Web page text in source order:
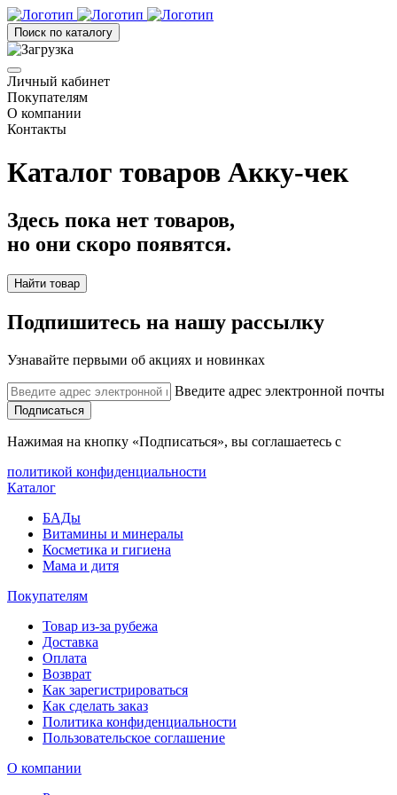
Поиск по каталогу
Личный кабинет
Покупателям
О компании
Контакты
Каталог товаров Акку-чек
Здесь пока нет товаров,
но они скоро появятся.
Найти товар
Подпишитесь на нашу рассылку
Узнавайте первыми об акциях и новинках
Введите адрес электронной почты
Подписаться
Нажимая на кнопку «Подписаться», вы соглашаетесь с
политикой конфиденциальности
Каталог
БАДы
Витамины и минералы
Косметика и гигиена
Мама и дитя
Покупателям
Товар из-за рубежа
Доставка
Оплата
Возврат
Как зарегистрироваться
Как сделать заказ
Политика конфиденциальности
Пользовательское соглашение
О компании